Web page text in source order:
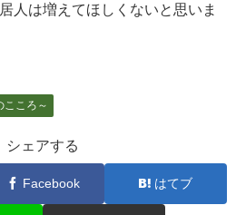
人は増えてほしくないと思いま
こころ～
シェアする
Facebook はてブ